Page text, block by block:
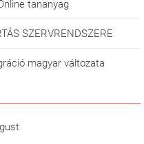
tananyag
SZERVRENDSZERE
magyar változata